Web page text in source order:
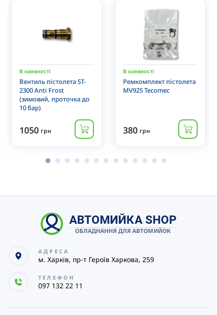
В наявності
Вентиль пістолета ST-
2300 Anti Frost
(зимовий, проточка до
10 бар)
1050 грн
В наявності
Ремкомплект пістолета
MV925 Tecomec
380 грн
АВТОМИЙКА SHOP
ОБЛАДНАННЯ ДЛЯ АВТОМИЙОК
АДРЕСА
м. Харків, пр-т Героїв Харкова, 259
ТЕЛЕФОН
097 132 22 11